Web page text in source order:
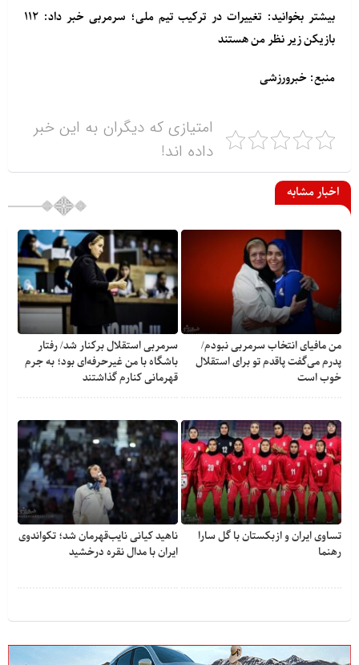
بیشتر بخوانید: تغییرات در ترکیب تیم ملی؛ سرمربی خبر داد: ۱۱۲
بازیکن زیر نظر من هستند
منبع: خبرورزشی
امتیازی که دیگران به این خبر
داده اند!
اخبار مشابه
من مافیای انتخاب سرمربی نبودم/
پدرم می‌گفت پاقدم تو برای استقلال
خوب است
سرمربی استقلال برکنار شد/ رفتار
باشگاه با من غیرحرفه‌ای بود؛ به جرم
قهرمانی کنارم گذاشتند
تساوی ایران و ازبکستان با گل سارا
رهنما
ناهید کیانی نایب‌قهرمان شد؛ تکواندوی
ایران با مدال نقره درخشید